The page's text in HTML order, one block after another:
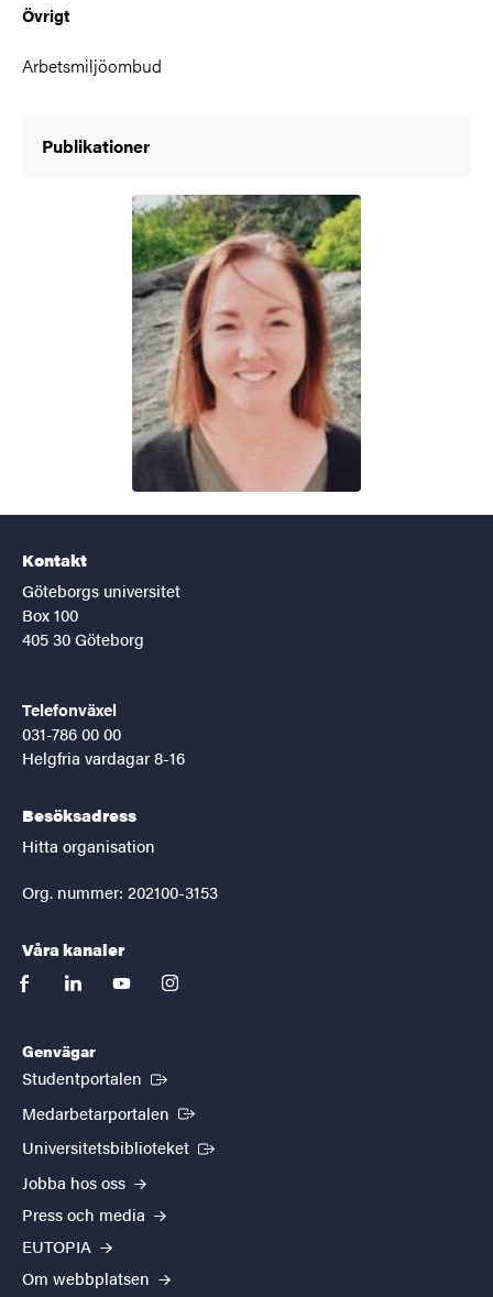
Övrigt
Arbetsmiljöombud
Publikationer
Kontakt
Göteborgs universitet
Box 100
405 30 Göteborg
Telefonväxel
031-786 00 00
Helgfria vardagar 8-16
Besöksadress
Hitta organisation
Org. nummer: 202100-3153
Våra kanaler
facebooklinkedinyoutubeinstagram
Genvägar
Studentportalen (Extern länk)
Medarbetarportalen (Extern länk)
Universitetsbiblioteket (Extern länk)
Jobba hos oss
Press och media
EUTOPIA
Om webbplatsen